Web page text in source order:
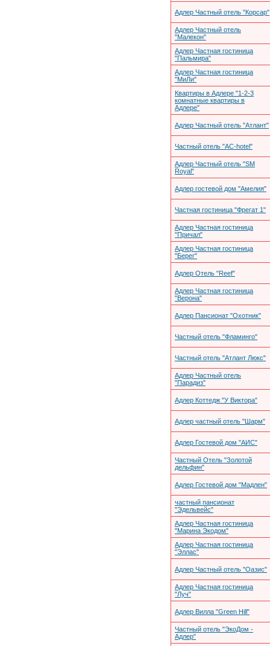
Адлер Частный отель "Корсар"
Адлер Частный отель
"Малекон"
Адлер Частная гостиница
"Пальмира"
Адлер Частная гостиница
"МиЛи"
Квартиры в Адлере "1-2-3
комнатные квартиры в
Адлере"
Адлер Частный отель "Атлант"
Частный отель "АС-hotel"
Адлер Частный отель "SM
Royal"
Адлер гостевой дом "Амелия"
Частная гостиница "Фрегат 1"
Адлер Частная гостиница
"Причал"
Адлер Частная гостиница
"Берег"
Адлер Отель "Reef"
Адлер Частная гостиница
"Верона"
Адлер Пансионат "Охотник"
Частный отель "Фламинго"
Частный отель "Атлант Люкс"
Адлер Частный отель
"Парадиз"
Адлер Коттедж "У Виктора"
Адлер частный отель "Шарм"
Адлер Гостевой дом "АИС"
Частный Отель "Золотой
дельфин"
Адлер Гостевой дом "Мадлен"
частный пансионат
"Эдельвейс"
Адлер Частная гостиница
"Марина Экодом"
Адлер Частная гостиница
"Эллас"
Адлер Частный отель "Оазис"
Адлер Частная гостиница
"Луч"
Адлер Вилла "Green Hill"
Частный отель "ЭкоДом -
Адлер"